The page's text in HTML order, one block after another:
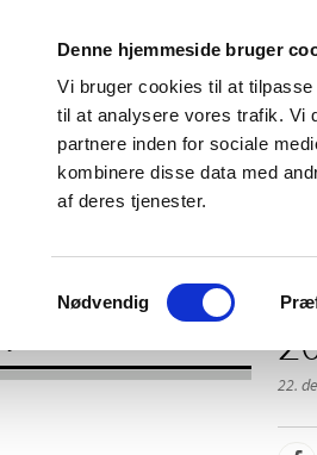
Denne hjemmeside bruger
Vi bruger cookies til at
til at analysere vores trafik. Vi
partnere inden for sociale
kombinere disse data med
af deres tjenester.
Samtykkevalg
Nødvendig
Godkendelse og
Bivirkninger og
22.